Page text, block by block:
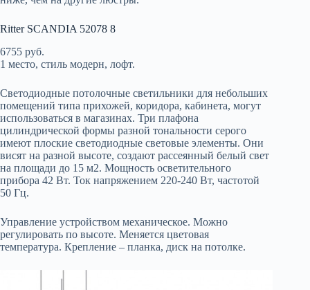
Ritter SCANDIA 52078 8
6755 руб.
1 место, стиль модерн, лофт.
Светодиодные потолочные светильники для небольших
помещений типа прихожей, коридора, кабинета, могут
использоваться в магазинах. Три плафона
цилиндрической формы разной тональности серого
имеют плоские светодиодные световые элементы. Они
висят на разной высоте, создают рассеянный белый свет
на площади до 15 м2. Мощность осветительного
прибора 42 Вт. Ток напряжением 220-240 Вт, частотой
50 Гц.
Управление устройством механическое. Можно
регулировать по высоте. Меняется цветовая
температура. Крепление – планка, диск на потолке.